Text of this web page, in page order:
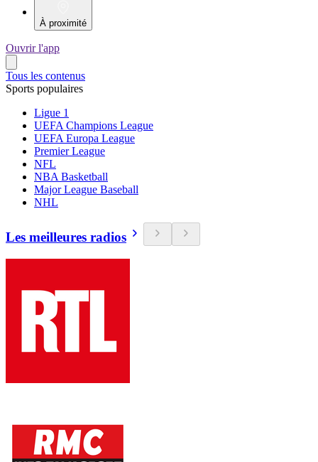
À proximité
Ouvrir l'app
Tous les contenus
Sports populaires
Ligue 1
UEFA Champions League
UEFA Europa League
Premier League
NFL
NBA Basketball
Major League Baseball
NHL
Les meilleures radios